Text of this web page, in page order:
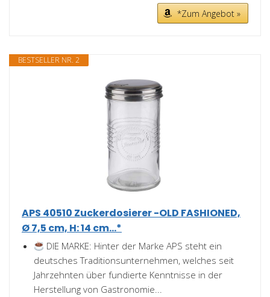
*Zum Angebot »
BESTSELLER NR. 2
APS 40510 Zuckerdosierer -OLD FASHIONED,
Ø 7,5 cm, H: 14 cm...*
DIE MARKE: Hinter der Marke APS steht ein
deutsches Traditionsunternehmen, welches seit
Jahrzehnten über fundierte Kenntnisse in der
Herstellung von Gastronomie...